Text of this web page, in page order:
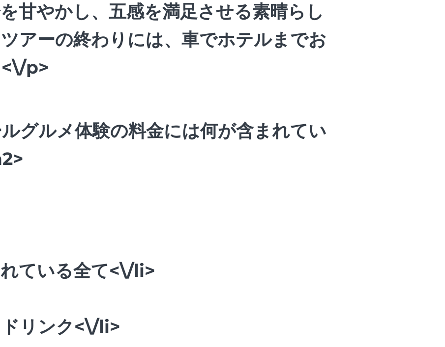
甘やかし、五感を満足させる素晴らし
アーの終わりには、車でホテルまでお
<\/p>
グルメ体験の料金には何が含まれてい
ている全て<\/li>
リンク<\/li>